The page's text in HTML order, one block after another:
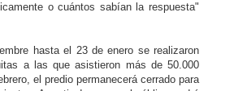
o cuántos sabían la respuesta"
hasta el 23 de enero se realizaron
a las que asistieron más de 50.000
el predio permanecerá cerrado para